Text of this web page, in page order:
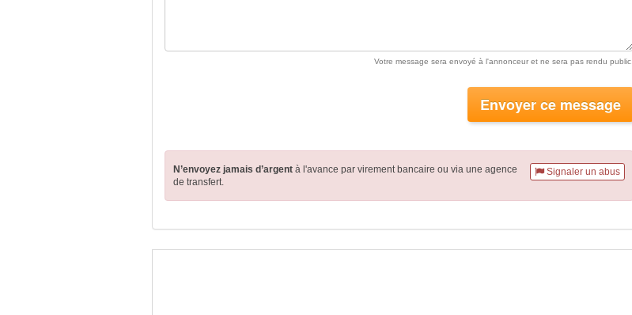
Votre message sera envoyé à l'annonceur et ne sera pas rendu public.
Envoyer ce message
Signaler un abus
N’envoyez jamais d’argent à l'avance par virement bancaire ou via une agence
de transfert.